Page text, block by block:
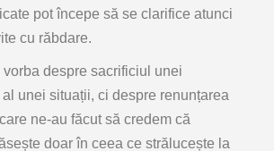
pot începe să se clarifice atunci
cu răbdare.
vorba despre sacrificiul unei
unei situații, ci despre renunțarea
ne-au făcut să credem că
doar în ceea ce strălucește la